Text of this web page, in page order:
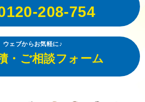
208-754
ウェブからお気軽に♪
・ご相談フォーム